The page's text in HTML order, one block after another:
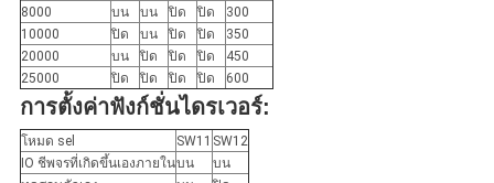
8000
บน บน ปิด ปิด
300
10000
ปิด บน ปิด ปิด
350
20000
บน ปิด ปิด ปิด
450
25000
ปิด ปิด ปิด ปิด 600
การตั้งค่าฟังก์ชั่นไดรเวอร์:
โหมด sel SW11 SW12
IO ชีพจรที่เกิดขึ้นเองภายในบน
บน